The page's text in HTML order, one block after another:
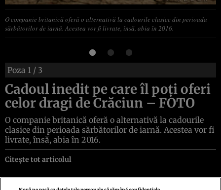
O companie britanică oferă o alternativă la cadourile clasice din perioada
sărbătorilor de iarnă. Acestea vor fi livrate, însă, abia în 2016.
Poza 1 / 3
Cadoul inedit pe care îl poţi oferi
celor dragi de Crăciun – FOTO
O companie britanică oferă o alternativă la cadourile
clasice din perioada sărbătorilor de iarnă. Acestea vor fi
livrate, însă, abia în 2016.
Citește tot articolul